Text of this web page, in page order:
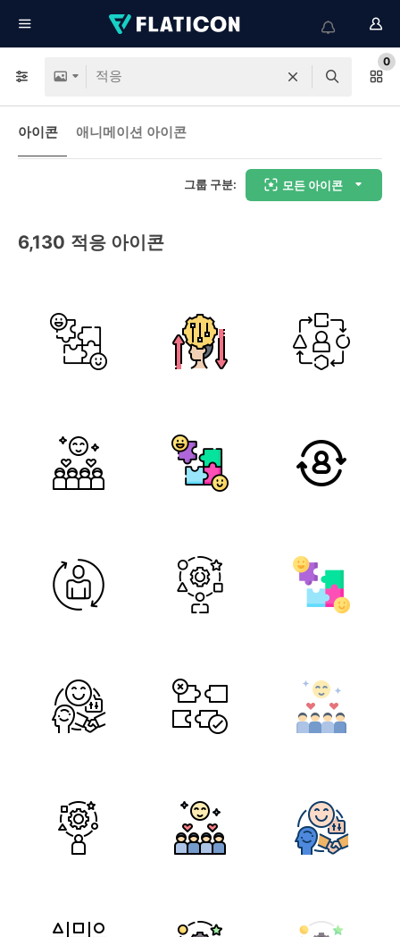
0
아이콘 애니메이션 아이콘
그룹 구분: 모든 아이콘
6,130 적응 아이콘